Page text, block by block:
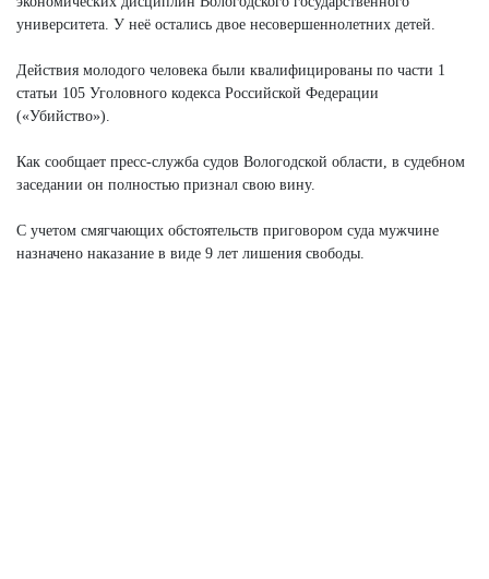
университета. У неё остались двое несовершеннолетних детей.
Действия молодого человека были квалифицированы по части 1
статьи 105 Уголовного кодекса Российской Федерации
(«Убийство»).
Как сообщает пресс-служба судов Вологодской области, в судебном
заседании он полностью признал свою вину.
С учетом смягчающих обстоятельств приговором суда мужчине
назначено наказание в виде 9 лет лишения свободы.